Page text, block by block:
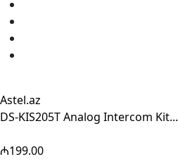
Astel.az
DS-KIS205T Analog Intercom Kit...
₼199.00